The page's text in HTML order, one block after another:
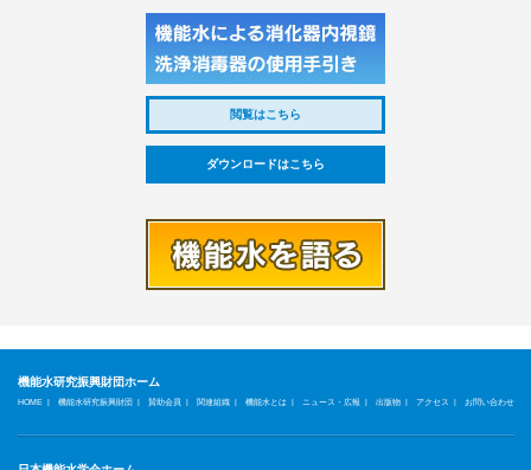
閲覧はこちら
ダウンロードはこちら
機能水研究振興財団ホーム
HOME| 機能水研究振興財団| 賛助会員 | 関連組織| 機能水とは| ニュース・広報 | 出版物| アクセス | お問い合わせ